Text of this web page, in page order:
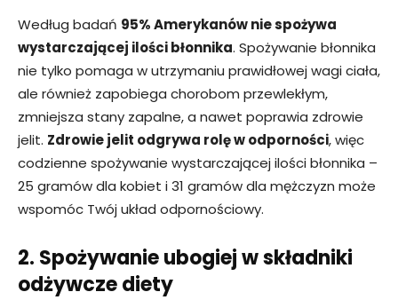
Według badań 95% Amerykanów nie spożywa
wystarczającej ilości błonnika. Spożywanie błonnika
nie tylko pomaga w utrzymaniu prawidłowej wagi ciała,
ale również zapobiega chorobom przewlekłym,
zmniejsza stany zapalne, a nawet poprawia zdrowie
jelit. Zdrowie jelit odgrywa rolę w odporności, więc
codzienne spożywanie wystarczającej ilości błonnika –
25 gramów dla kobiet i 31 gramów dla mężczyzn może
wspomóc Twój układ odpornościowy.
2. Spożywanie ubogiej w składniki
odżywcze diety